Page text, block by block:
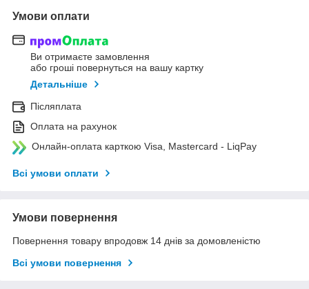
Умови оплати
Ви отримаєте замовлення
або гроші повернуться на вашу картку
Детальніше
Післяплата
Оплата на рахунок
Онлайн-оплата карткою Visa, Mastercard - LiqPay
Всі умови оплати
Умови повернення
Повернення товару впродовж 14 днів за домовленістю
Всі умови повернення